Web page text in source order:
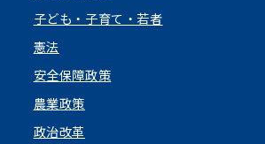
子ども・子育て・若者
憲法
安全保障政策
農業政策
政治改革